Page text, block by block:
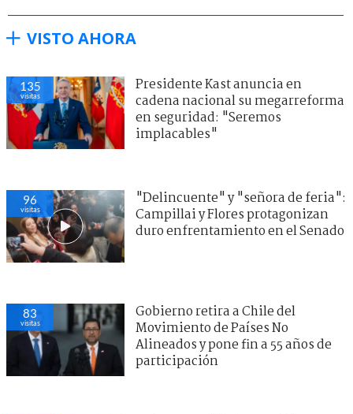
VISTO AHORA
135
visitas
Presidente Kast anuncia en
cadena nacional su megarreforma
en seguridad: "Seremos
implacables"
96
visitas
"Delincuente" y "señora de feria":
Campillai y Flores protagonizan
duro enfrentamiento en el Senado
83
visitas
Gobierno retira a Chile del
Movimiento de Países No
Alineados y pone fin a 55 años de
participación